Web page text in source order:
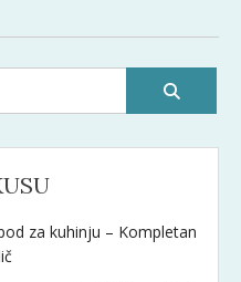
za kuhinju – Kompletan